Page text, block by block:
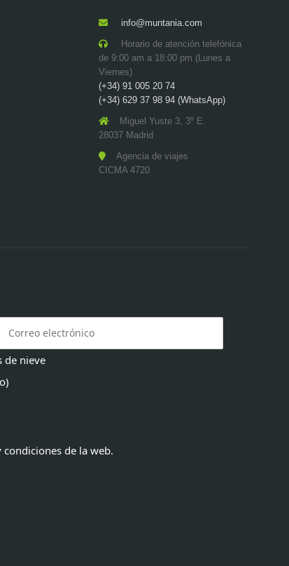
info@muntania.com
Horario de atención telefónica
de 9:00 am a 18:00 pm (Lunes a
Viernes)
(+34) 91 005 20 74
(+34) 629 37 98 94 (WhatsApp)
Miguel Yuste 3, 3º E.
28037 Madrid
Agencia de viajes
CICMA 4720
de nieve
de la web.